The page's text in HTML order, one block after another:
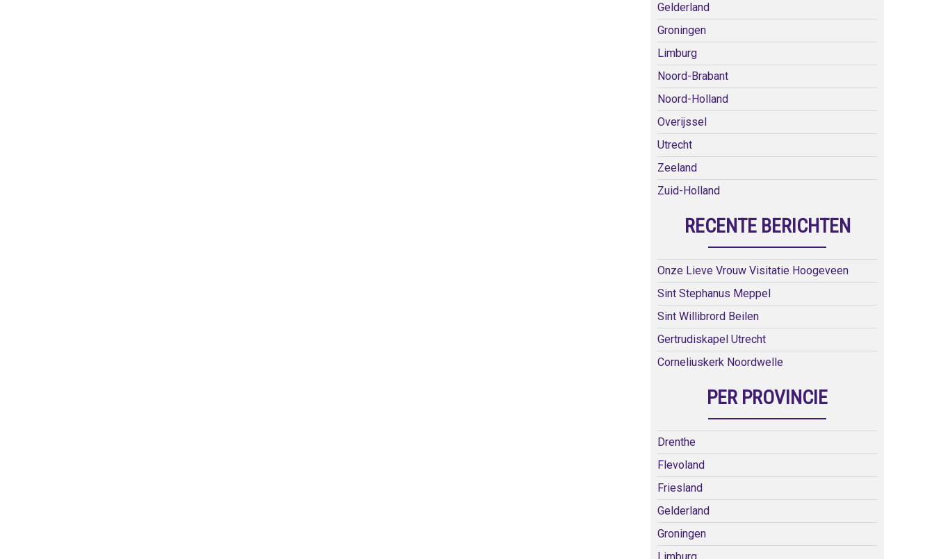
Gelderland
Groningen
Limburg
Noord-Brabant
Noord-Holland
Overijssel
Utrecht
Zeeland
Zuid-Holland
RECENTE BERICHTEN
Onze Lieve Vrouw Visitatie Hoogeveen
Sint Stephanus Meppel
Sint Willibrord Beilen
Gertrudiskapel Utrecht
Corneliuskerk Noordwelle
PER PROVINCIE
Drenthe
Flevoland
Friesland
Gelderland
Groningen